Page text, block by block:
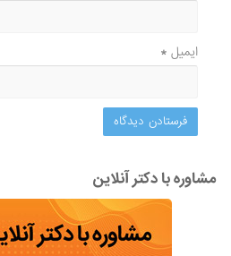
ایمیل*
مشاوره با دکتر آنلاین